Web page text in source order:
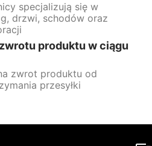
specjalizują się w
drzwi, schodów oraz
produktu w ciągu
zwrot produktu od
przesyłki